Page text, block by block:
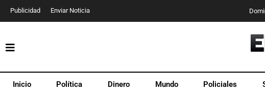
Publicidad Enviar Noticia
Inicio Política Dinero Mundo Policiales